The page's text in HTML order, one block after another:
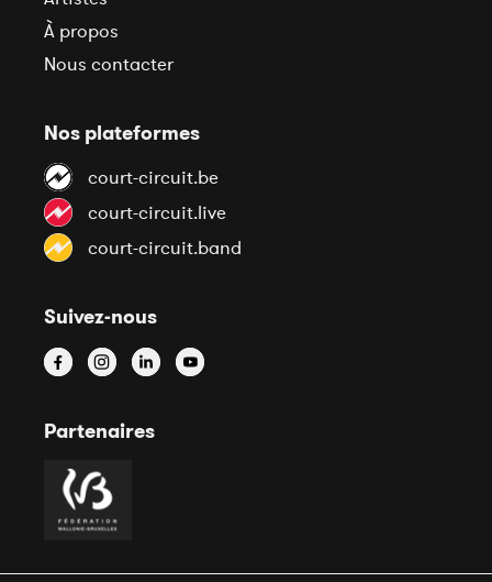
À propos
Nous contacter
Nos plateformes
court-circuit.be
court-circuit.live
court-circuit.band
Suivez-nous
Partenaires